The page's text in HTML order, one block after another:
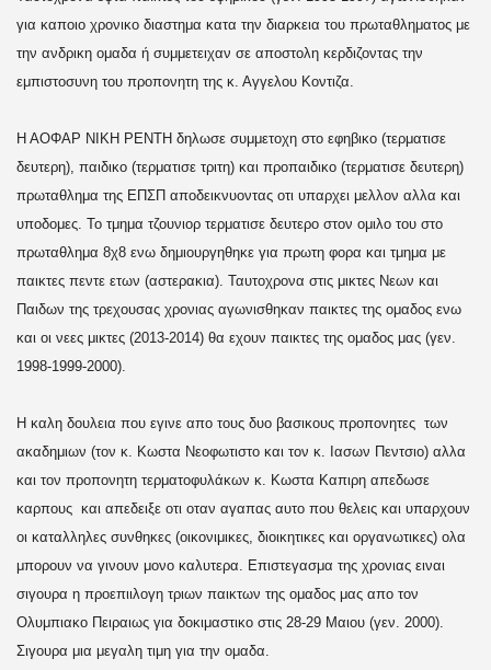
για καποιο χρονικο διαστημα κατα την διαρκεια του πρωταθληματος με
την ανδρικη ομαδα ή συμμετειχαν σε αποστολη κερδιζοντας την
εμπιστοσυνη του προπονητη της κ. Αγγελου Κοντιζα.
Η ΑΟΦΑΡ ΝΙΚΗ ΡΕΝΤΗ δηλωσε συμμετοχη στο εφηβικο (τερματισε
δευτερη), παιδικο (τερματισε τριτη) και προπαιδικο (τερματισε δευτερη)
πρωταθλημα της ΕΠΣΠ αποδεικνυοντας οτι υπαρχει μελλον αλλα και
υποδομες. Το τμημα τζουνιορ τερματισε δευτερο στον ομιλο του στο
πρωταθλημα 8χ8 ενω δημιουργηθηκε για πρωτη φορα και τμημα με
παικτες πεντε ετων (αστερακια). Ταυτοχρονα στις μικτες Νεων και
Παιδων της τρεχουσας χρονιας αγωνισθηκαν παικτες της ομαδος ενω
και οι νεες μικτες (2013-2014) θα εχουν παικτες της ομαδος μας (γεν.
1998-1999-2000).
Η καλη δουλεια που εγινε απο τους δυο βασικους προπονητες των
ακαδημιων (τον κ. Κωστα Νεοφωτιστο και τον κ. Ιασων Πεντσιο) αλλα
και τον προπονητη τερματοφυλάκων κ. Κωστα Καπιρη απεδωσε
καρπους και απεδειξε οτι οταν αγαπας αυτο που θελεις και υπαρχουν
οι καταλληλες συνθηκες (οικονιμικες, διοικητικες και οργανωτικες) ολα
μπορουν να γινουν μονο καλυτερα. Επιστεγασμα της χρονιας ειναι
σιγουρα η προεπιιλογη τριων παικτων της ομαδος μας απο τον
Ολυμπιακο Πειραιως για δοκιμαστικο στις 28-29 Μαιου (γεν. 2000).
Σιγουρα μια μεγαλη τιμη για την ομαδα.